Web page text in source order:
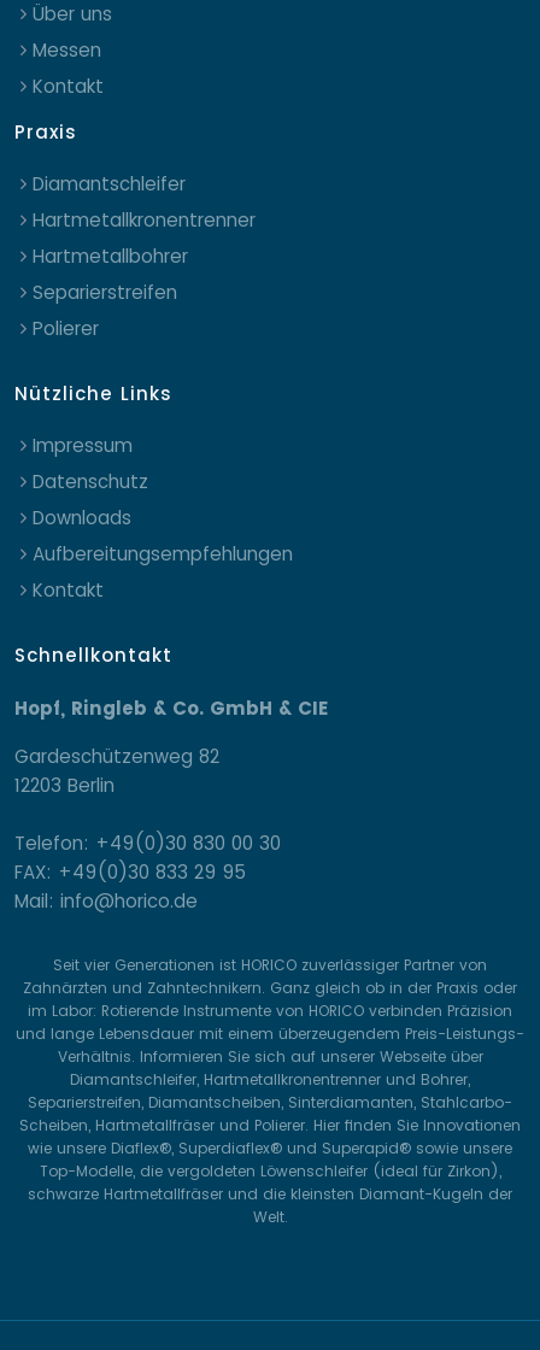
Über uns
Messen
Kontakt
Praxis
Diamantschleifer
Hartmetallkronentrenner
Hartmetallbohrer
Separierstreifen
Polierer
Nützliche Links
Impressum
Datenschutz
Downloads
Aufbereitungsempfehlungen
Kontakt
Schnellkontakt
Hopf, Ringleb & Co. GmbH & CIE
Gardeschützenweg 82
12203 Berlin
Telefon: +49(0)30 830 00 30
FAX: +49(0)30 833 29 95
Mail: info@horico.de
Seit vier Generationen ist HORICO zuverlässiger Partner von
Zahnärzten und Zahntechnikern. Ganz gleich ob in der Praxis oder
im Labor: Rotierende Instrumente von HORICO verbinden Präzision
und lange Lebensdauer mit einem überzeugendem Preis-Leistungs-
Verhältnis. Informieren Sie sich auf unserer Webseite über
Diamantschleifer, Hartmetallkronentrenner und Bohrer,
Separierstreifen, Diamantscheiben, Sinterdiamanten, Stahlcarbo-
Scheiben, Hartmetallfräser und Polierer. Hier finden Sie Innovationen
wie unsere Diaflex®, Superdiaflex® und Superapid® sowie unsere
Top-Modelle, die vergoldeten Löwenschleifer (ideal für Zirkon),
schwarze Hartmetallfräser und die kleinsten Diamant-Kugeln der
Welt.